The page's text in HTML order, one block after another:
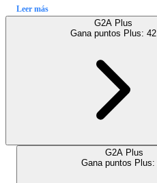
Leer más
G2A Plus
Gana puntos Plus: 42
G2A Plus
Gana puntos Plus: